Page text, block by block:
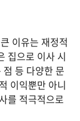
이유는 재정적
집으로 이사 시
등 다양한 문
이익뿐만 아니
를 적극적으로